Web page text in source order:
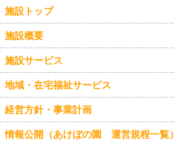
施設トップ
施設概要
施設サービス
地域・在宅福祉サービス
経営方針・事業計画
情報公開（あけぼの園 運営規程一覧）